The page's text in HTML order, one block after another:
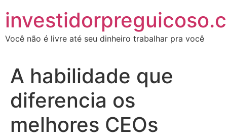
Você não é livre até seu dinheiro trabalhar pra você
A habilidade que
diferencia os
melhores CEOs